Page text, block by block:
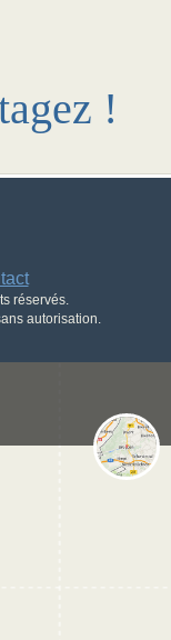
!
réservés.
autorisation.